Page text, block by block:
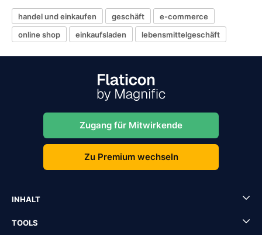
handel und einkaufen geschäft
e-commerce
online shop
einkaufsladen lebensmittelgeschäft
Zugang für Mitwirkende
Zu Premium wechseln
INHALT
TOOLS